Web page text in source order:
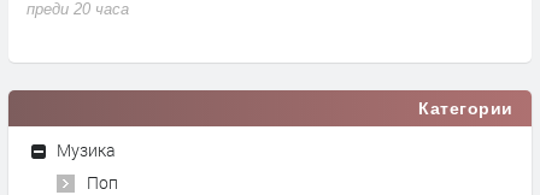
преди 20 часа
Категории
Музика
Поп